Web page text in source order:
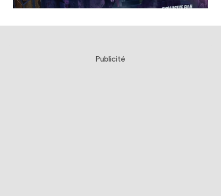
Publicité